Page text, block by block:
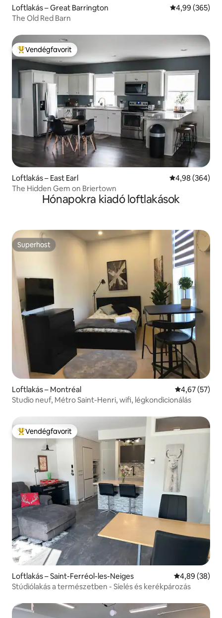
Loftlakás – Great Barrington Átlagos
4,99 (365)
The Old Red Barn
Kiemelt vendégfavorit
Vendégfavorit
Loftlakás – East Earl Átlagos
4,98 (364)
The Hidden Gem on Briertown
Hónapokra kiadó loftlakások
Superhost
Superhost
Loftlakás – Montréal Átlagos
4,67 (57)
Studio neuf, Métro Saint-Henri, wifi, légkondicionálás
Kiemelt vendégfavorit
Vendégfavorit
Loftlakás – Saint-Ferréol-les-Neiges Átlagos
4,89 (38)
Stúdiólakás a természetben - Síelés és kerékpározás